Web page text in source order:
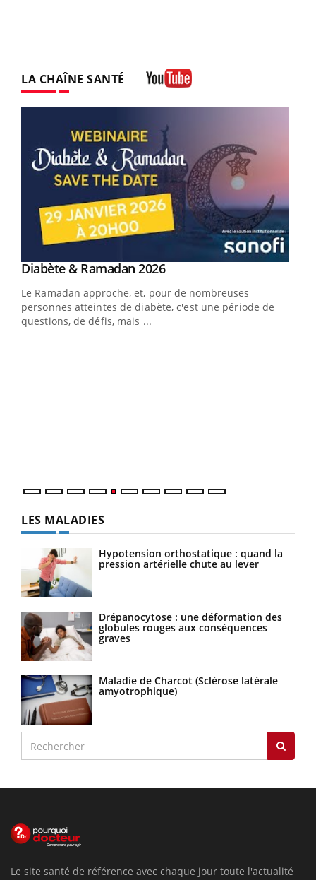
LA CHAÎNE SANTÉ
Youtube
Diabète & Ramadan 2026Youtube
Le Ramadan approche, et, pour de nombreuses
personnes atteintes de diabète, c'est une période de
questions, de défis, mais ...
LES MALADIES
Hypotension orthostatique : quand la
pression artérielle chute au lever
Drépanocytose : une déformation des
globules rouges aux conséquences
graves
Maladie de Charcot (Sclérose latérale
amyotrophique)
Le site santé de référence avec chaque jour toute l'actualité